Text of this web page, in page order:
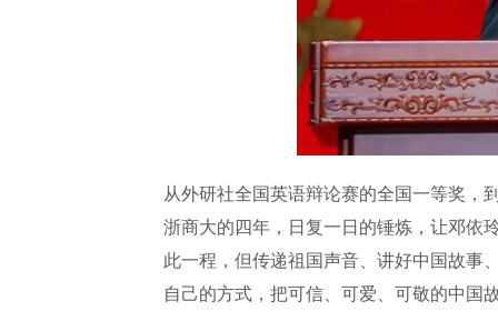
从外研社全国英语辩论赛的全国一等奖，
浙商大的四年，日复一日的锤炼，让邓依
此一程，但传递祖国声音、讲好中国故事
自己的方式，把可信、可爱、可敬的中国